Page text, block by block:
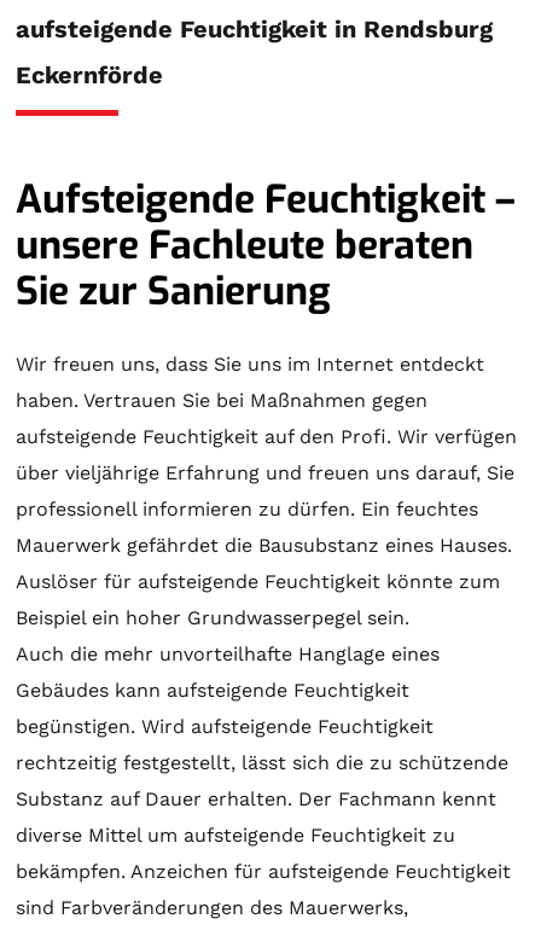
aufsteigende Feuchtigkeit in Rendsburg
Eckernförde
Aufsteigende Feuchtigkeit –
unsere Fachleute beraten
Sie zur Sanierung
Wir freuen uns, dass Sie uns im Internet entdeckt
haben. Vertrauen Sie bei Maßnahmen gegen
aufsteigende Feuchtigkeit auf den Profi. Wir verfügen
über vieljährige Erfahrung und freuen uns darauf, Sie
professionell informieren zu dürfen. Ein feuchtes
Mauerwerk gefährdet die Bausubstanz eines Hauses.
Auslöser für aufsteigende Feuchtigkeit könnte zum
Beispiel ein hoher Grundwasserpegel sein.
Auch die mehr unvorteilhafte Hanglage eines
Gebäudes kann aufsteigende Feuchtigkeit
begünstigen. Wird aufsteigende Feuchtigkeit
rechtzeitig festgestellt, lässt sich die zu schützende
Substanz auf Dauer erhalten. Der Fachmann kennt
diverse Mittel um aufsteigende Feuchtigkeit zu
bekämpfen. Anzeichen für aufsteigende Feuchtigkeit
sind Farbveränderungen des Mauerwerks,